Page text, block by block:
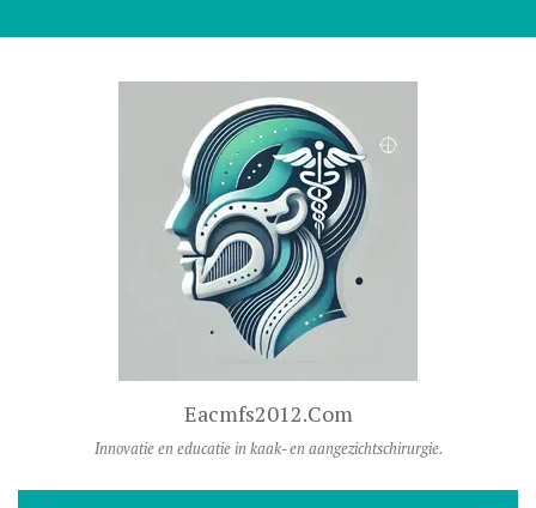
Eacmfs2012.com
Innovatie en educatie in kaak- en aangezichtschirurgie.